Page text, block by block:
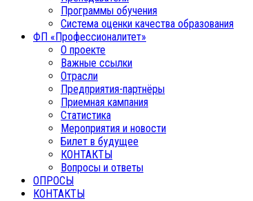
Программы обучения
Система оценки качества образования
ФП «Профессионалитет»
О проекте
Важные ссылки
Отрасли
Предприятия-партнёры
Приемная кампания
Статистика
Мероприятия и новости
Билет в будущее
КОНТАКТЫ
Вопросы и ответы
ОПРОСЫ
КОНТАКТЫ